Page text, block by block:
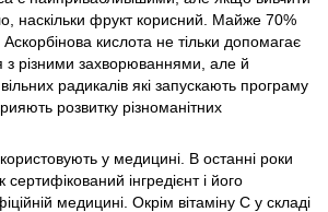
наскільки фрукт корисний. Майже 70%
Аскорбінова кислота не тільки допомагає
з різними захворюваннями, але й
радикалів які запускають програму
розвитку різноманітних
у медицині. В останні роки
інгредієнт і його
медицині. Окрім вітаміну С у складі